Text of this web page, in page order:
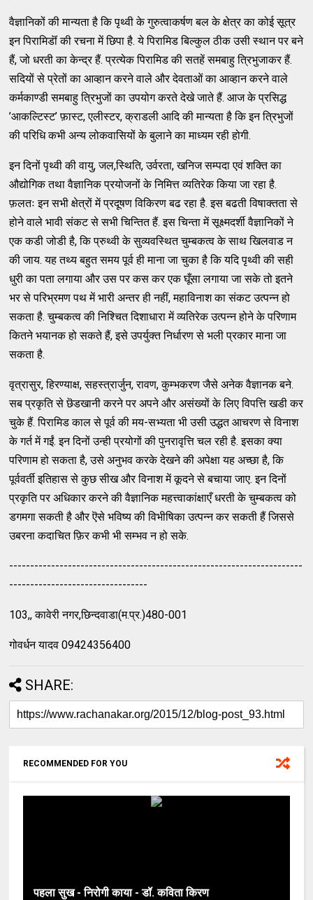
वैज्ञानिकों की मान्यता है कि पृथ्वी के गुरुत्वाकर्षण बल के क्षेत्र का कोई सूत्र
इन पिरामिडॊं की रचना में छिपा है. ये पिरामिड बिल्कुल ठीक उसी स्थान पर बने
हैं, जो धरती का केन्द्र हैं. प्रत्येक पिरामिड की सतहें समबाहु त्रिभुजाकर हैं.
सदियों से प्रेतों का आव्हान करने वाले और देवताओं का आव्हान करने वाले
कर्मकाण्डी समबाहु त्रिभुजों का उपयोग करते देखे जाते हैं. आज के प्रसिद्ध
’आकल्टिस्ट’ फ़ास्ट, एलीस्टर, क्राडली आदि की मान्यता है कि इन त्रिभुजों
की परिधि कभी अन्य लोकवासियों के बुलाने का माध्यम रही होगी.
इन दिनों पृथ्वी की वायु, जल,स्थिति, उर्वरता, खनिज सम्पदा एवं शक्ति का
औद्योगिक तथा वैज्ञानिक प्रयोजनों के निमित्त व्यतिरेक किया जा रहा है.
फ़लतः इन सभी क्षेत्रों में प्रदूषण विकिरण बढ रहा है. इस बढती विषाक्तता से
होने वाले भावी संकट से सभी चिन्तित हैं. इस चिन्ता में सूक्ष्मदर्शी वैज्ञानिकों ने
एक कडी जोडी है, कि प्रुथ्वी के सुव्यवस्थित चुम्बकत्व के साथ खिलवाड न
की जाय. यह तथ्य बहुत समय पूर्व ही माना जा चुका है कि यदि पृथ्वी की सही
धुरी का पता लगाया और उस पर कस कर एक घूँसा लगाया जा सके तो इतने
भर से परिभ्रमण पथ में भारी अन्तर ही नहीं, महाविनाश का संकट उत्पन्न हो
सकता है. चुम्बकत्व की निश्चित दिशाधारा में व्यतिरेक उत्पन्न होने के परिणाम
कितने भयानक हो सकते हैं, इसे उपर्युक्त निर्धारण से भली प्रकार माना जा
सकता है.
वृत्रासुर, हिरण्याक्ष, सहस्त्रार्जुन, रावण, कुम्भकरण जैसे अनेक वैज्ञानक बने.
सब प्रकृति से छॆडखानी करने पर अपने और असंख्यों के लिए विपत्ति खडी कर
चुके हैं. पिरामिड काल से पूर्व की मय-सभ्यता भी उसी उद्धत आचरण से विनाश
के गर्त में गईं. इन दिनों उन्ही प्रयोगों की पुनरावृत्ति चल रही है. इसका क्या
परिणाम हो सकता है, उसे अनुभव करके देखने की अपेक्षा यह अच्छा है, कि
पूर्ववर्ती इतिहास से कुछ सीख और विनाश में कूदने से बचाया जाए. इन दिनों
प्रकृति पर अधिकार करने की वैज्ञानिक महत्त्वाकांक्षाएँ धरती के चुम्बकत्व को
डगमगा सकती है और ऎसे भविष्य की विभीषिका उत्पन्न कर सकती हैं जिससे
उबरना कदाचित फ़िर कभी भी सम्भव न हो सके.
----------------------------------------------------------------------
---------------------------------
103,, कावेरी नगर,छिन्दवाडा(म.प्र.)480-001
गोवर्धन यादव 09424356400
SHARE:
RECOMMENDED FOR YOU
पहला सुख - निरोगी काया - डॉ. कविता किरण